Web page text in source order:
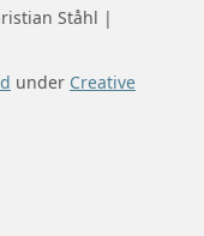
Ståhl |
under Creative